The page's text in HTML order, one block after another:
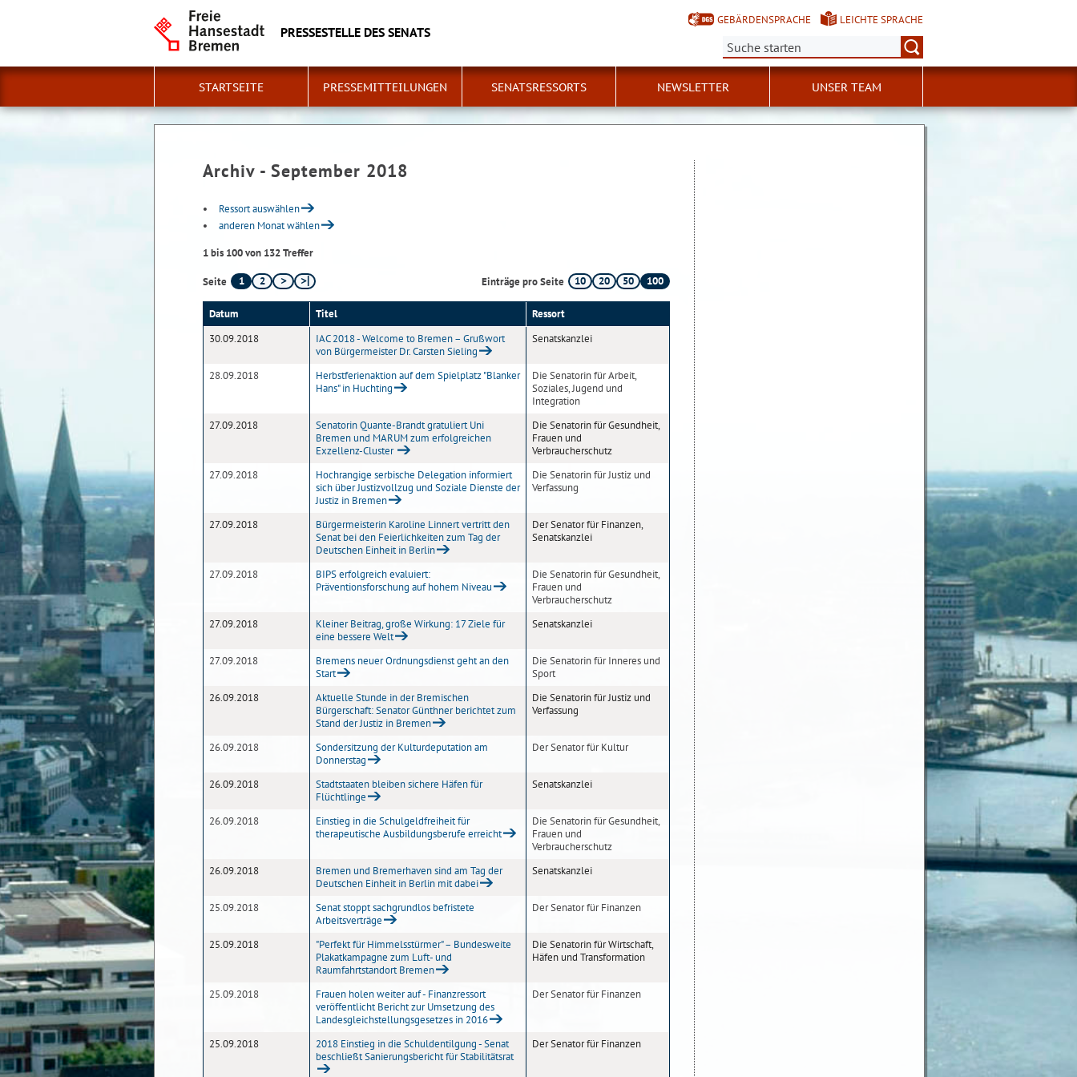
PRESSESTELLE DES SENATS
GEBÄRDENSPRACHE
LEICHTE SPRACHE
Suche:
STARTSEITE PRESSEMITTEILUNGEN SENATSRESSORTS NEWSLETTER UNSER TEAM
Archiv - September 2018
Ressort auswählen
anderen Monat wählen
1 bis 100 von 132 Treffer
Seite 1 2 Einträge pro Seite 10 20 50 100
Datum Titel
Ressort
30.09.2018
IAC 2018 - Welcome to Bremen – Grußwort
von Bürgermeister Dr. Carsten Sieling
Senatskanzlei
28.09.2018
Herbstferienaktion auf dem Spielplatz "Blanker
Hans" in Huchting
Die Senatorin für Arbeit,
Soziales, Jugend und
Integration
27.09.2018
Senatorin Quante-Brandt gratuliert Uni
Bremen und MARUM zum erfolgreichen
Exzellenz-Cluster
Die Senatorin für Gesundheit,
Frauen und
Verbraucherschutz
27.09.2018
Hochrangige serbische Delegation informiert
sich über Justizvollzug und Soziale Dienste der
Justiz in Bremen
Die Senatorin für Justiz und
Verfassung
27.09.2018
Bürgermeisterin Karoline Linnert vertritt den
Senat bei den Feierlichkeiten zum Tag der
Deutschen Einheit in Berlin
Der Senator für Finanzen,
Senatskanzlei
27.09.2018
BIPS erfolgreich evaluiert:
Präventionsforschung auf hohem Niveau
Die Senatorin für Gesundheit,
Frauen und
Verbraucherschutz
27.09.2018
Kleiner Beitrag, große Wirkung: 17 Ziele für
eine bessere Welt
Senatskanzlei
27.09.2018
Bremens neuer Ordnungsdienst geht an den
Start
Die Senatorin für Inneres und
Sport
26.09.2018
Aktuelle Stunde in der Bremischen
Bürgerschaft: Senator Günthner berichtet zum
Stand der Justiz in Bremen
Die Senatorin für Justiz und
Verfassung
26.09.2018
Sondersitzung der Kulturdeputation am
Donnerstag
Der Senator für Kultur
26.09.2018
Stadtstaaten bleiben sichere Häfen für
Flüchtlinge
Senatskanzlei
26.09.2018
Einstieg in die Schulgeldfreiheit für
therapeutische Ausbildungsberufe erreicht
Die Senatorin für Gesundheit,
Frauen und
Verbraucherschutz
26.09.2018
Bremen und Bremerhaven sind am Tag der
Deutschen Einheit in Berlin mit dabei
Senatskanzlei
25.09.2018
Senat stoppt sachgrundlos befristete
Arbeitsverträge
Der Senator für Finanzen
25.09.2018
"Perfekt für Himmelsstürmer" – Bundesweite
Plakatkampagne zum Luft- und
Raumfahrtstandort Bremen
Die Senatorin für Wirtschaft,
Häfen und Transformation
25.09.2018
Frauen holen weiter auf - Finanzressort
veröffentlicht Bericht zur Umsetzung des
Landesgleichstellungsgesetzes in 2016
Der Senator für Finanzen
25.09.2018
2018 Einstieg in die Schuldentilgung - Senat
beschließt Sanierungsbericht für Stabilitätsrat
Der Senator für Finanzen